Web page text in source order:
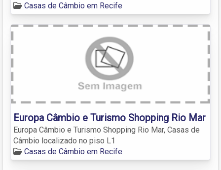
Casas de Câmbio em Recife
Europa Câmbio e Turismo Shopping Rio Mar
Europa Câmbio e Turismo Shopping Rio Mar, Casas de
Câmbio localizado no piso L1
Casas de Câmbio em Recife